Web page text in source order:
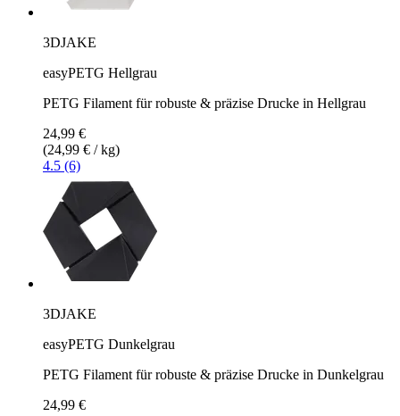
3DJAKE
easyPETG Hellgrau
PETG Filament für robuste & präzise Drucke in Hellgrau
24,99 €
(24,99 € / kg)
4.5 (6)
3DJAKE
easyPETG Dunkelgrau
PETG Filament für robuste & präzise Drucke in Dunkelgrau
24,99 €